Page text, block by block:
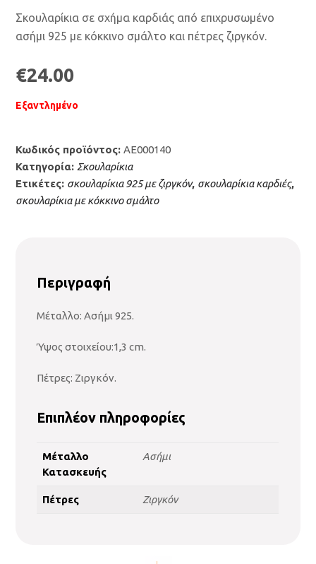
Σκουλαρίκια σε σχήμα καρδιάς από επιχρυσωμένο
ασήμι 925 με κόκκινο σμάλτο και πέτρες ζιργκόν.
€24.00
Εξαντλημένο
Κωδικός προϊόντος:AE000140
Κατηγορία: Σκουλαρίκια
Ετικέτες: σκουλαρίκια 925 με ζιργκόν, σκουλαρίκια καρδιές,
σκουλαρίκια με κόκκινο σμάλτο
Περιγραφή
Μέταλλο: Ασήμι 925.
Ύψος στοιχείου:1,3 cm.
Πέτρες: Ζιργκόν.
Επιπλέον πληροφορίες
Μέταλλο
Κατασκευής
Ασήμι
Πέτρες Ζιργκόν